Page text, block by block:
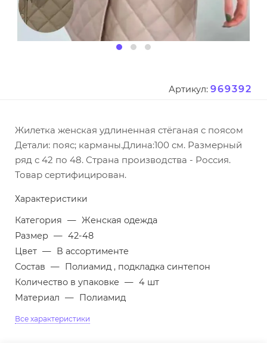
Артикул: 969392
Жилетка женская удлиненная стёганая с поясом
Детали: пояс; карманы.Длина:100 см. Размерный
ряд с 42 по 48. Страна производства - Россия.
Товар сертифицирован.
Характеристики
Категория — Женская одежда
Размер — 42-48
Цвет — В ассортименте
Состав — Полиамид , подкладка синтепон
Количество в упаковке — 4 шт
Материал — Полиамид
Все характеристики